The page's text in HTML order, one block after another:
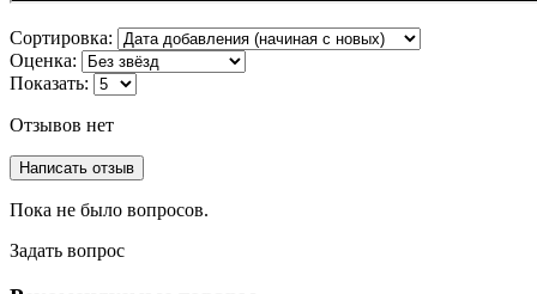
Сортировка:
Оценка:
Показать:
Отзывов нет
Написать отзыв
Пока не было вопросов.
Задать вопрос